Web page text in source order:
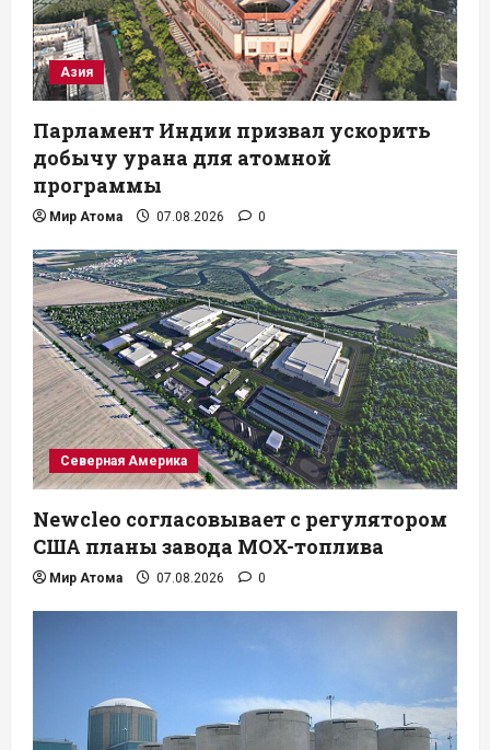
Азия
Парламент Индии призвал ускорить
добычу урана для атомной
программы
Мир Атома 07.08.2026 0
Северная Америка
Newcleo согласовывает с регулятором
США планы завода MOX-топлива
Мир Атома 07.08.2026 0